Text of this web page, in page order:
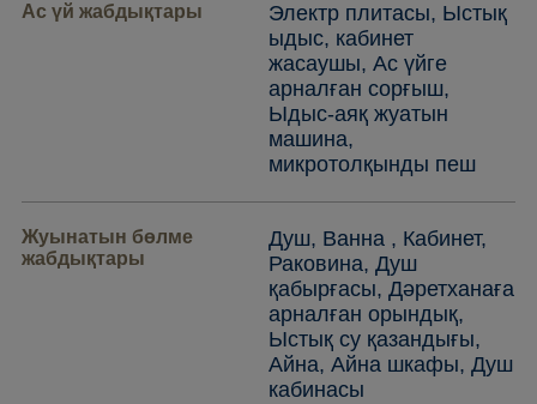
Ас үй жабдықтары
Электр плитасы, Ыстық
ыдыс, кабинет
жасаушы, Ас үйге
арналған сорғыш,
Ыдыс-аяқ жуатын
машина,
микротолқынды пеш
Жуынатын бөлме
жабдықтары
Душ, Ванна , Кабинет,
Раковина, Душ
қабырғасы, Дәретханаға
арналған орындық,
Ыстық су қазандығы,
Айна, Айна шкафы, Душ
кабинасы